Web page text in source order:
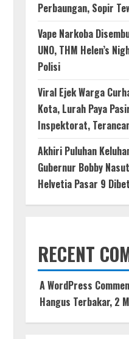
Perbaungan, Sopir
Vape Narkoba
UNO, THM Helen’s
Polisi
Viral Ejek Warga
Kota, Lurah Paya
Inspektorat,
Akhiri Puluhan
Gubernur Bobby
Helvetia Pasar 9
RECENT
A WordPress
Hangus Terbakar, 2